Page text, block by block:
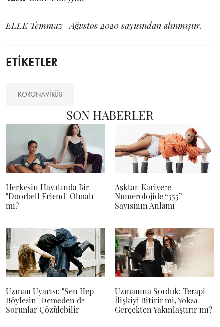
ELLE Temmuz- Ağustos 2020 sayısından alınmıştır.
ETİKETLER
KORONAVIRÜS
SON HABERLER
Herkesin Hayatında Bir
"Doorbell Friend" Olmalı
mı?
Aşktan Kariyere
Numerolojide “555”
Sayısının Anlamı
Uzman Uyarısı: "Sen Hep
Böylesin" Demeden de
Sorunlar Çözülebilir
Uzmanına Sorduk: Terapi
İlişkiyi Bitirir mi, Yoksa
Gerçekten Yakınlaştırır mı?